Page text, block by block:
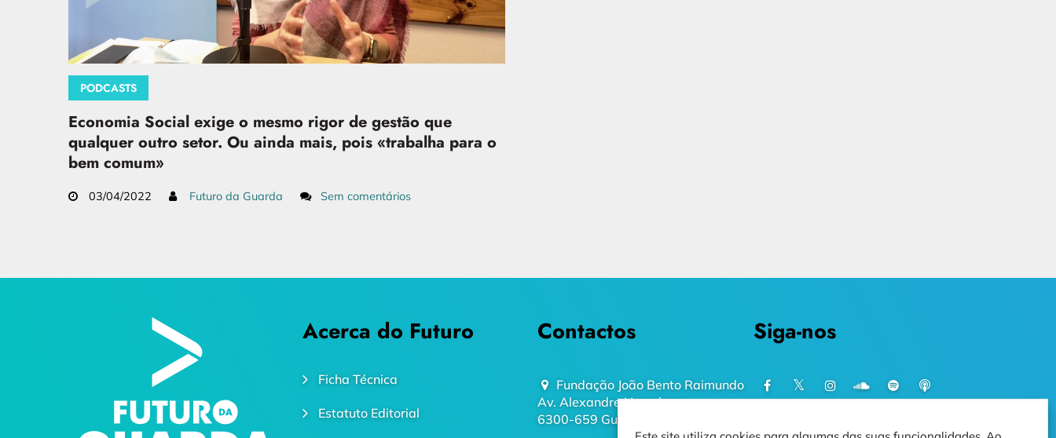
PODCASTS
Economia Social exige o mesmo rigor de gestão que
qualquer outro setor. Ou ainda mais, pois «trabalha para o
bem comum»
03/04/2022 Futuro da Guarda Sem comentários
Acerca do Futuro
Ficha Técnica
Estatuto Editorial
Contactos
Fundação João Bento Raimundo
Av. Alexandre Herculano
6300-659 Guarda
Siga-nos